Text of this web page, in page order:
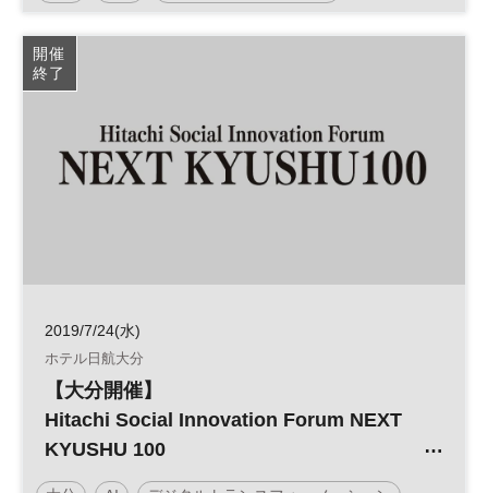
デジタルフォーラム 地方創生
デジタルトランスフォーメーション
参加無料
開催
終了
2019/7/24(水)
ホテル日航大分
【大分開催】
Hitachi Social Innovation Forum NEXT
KYUSHU 100
Hitachi DX（デジタルトランスフォーメー